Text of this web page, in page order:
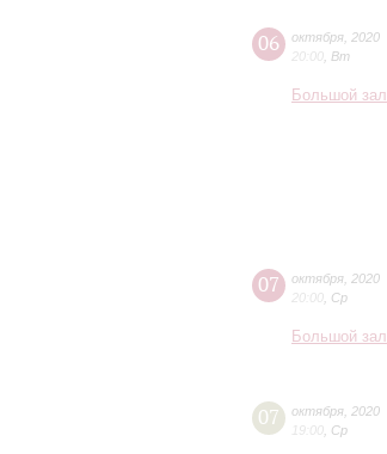
06 октября 2020
20:00 Вт
Большой зал
07 октября 2020
20:00 Ср
Большой зал
07 октября 2020
19:00 Ср